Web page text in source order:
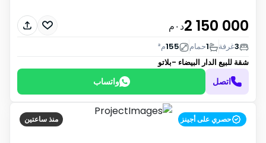
2 150 000د٠م
3غرفة 1حمام 155م²
شقة للبيع الدار البيضاء -بلاتو
اتصل واتساب
منذ ساعتين حصري على أجينز